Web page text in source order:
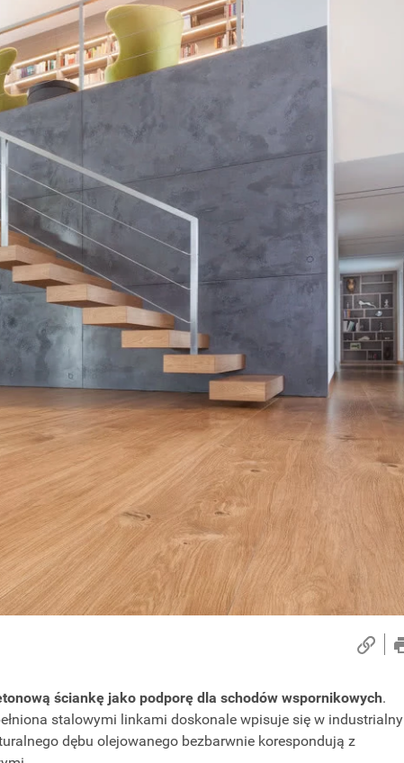
ściankę jako podporę dla schodów wspornikowych.
stalowymi linkami doskonale wpisuje się w industrialny
dębu olejowanego bezbarwnie korespondują z